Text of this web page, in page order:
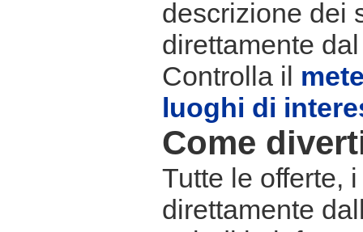
descrizione dei
direttamente
Controlla il
luoghi di
Come
Tutte le offerte,
direttamente